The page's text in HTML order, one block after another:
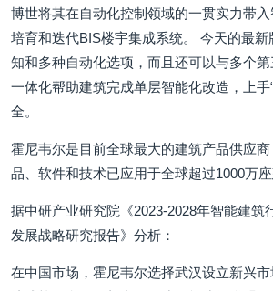
博世将其在自动化控制领域的一贯实力带
培育和迭代BIS楼宇集成系统。 今天的最
知和多种自动化选项，而且还可以与多个第
一体化帮助建筑完成单层智能化改造，上手
全。
霍尼韦尔是目前全球最大的建筑产品供应
品、软件和技术已应用于全球超过1000万座
据中研产业研究院《2023-2028年智能建筑
发展战略研究报告》分析：
在中国市场，霍尼韦尔选择武汉设立新兴